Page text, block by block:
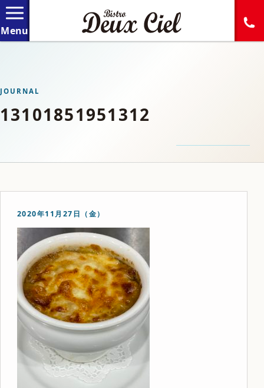
JOURNAL
13101851951312
2020年11月27日（金）